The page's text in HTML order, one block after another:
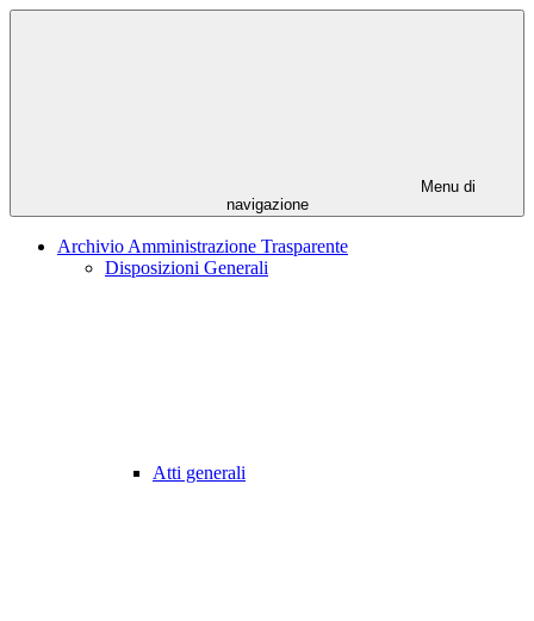
Menu di
navigazione
Archivio Amministrazione Trasparente
Disposizioni Generali
Atti generali